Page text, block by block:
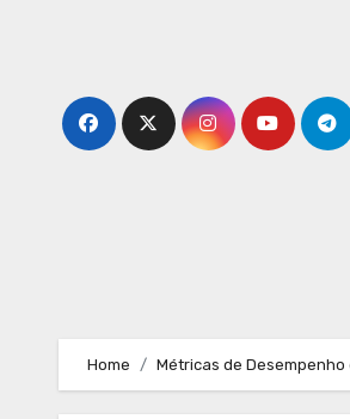
Home Métricas de Desempenho